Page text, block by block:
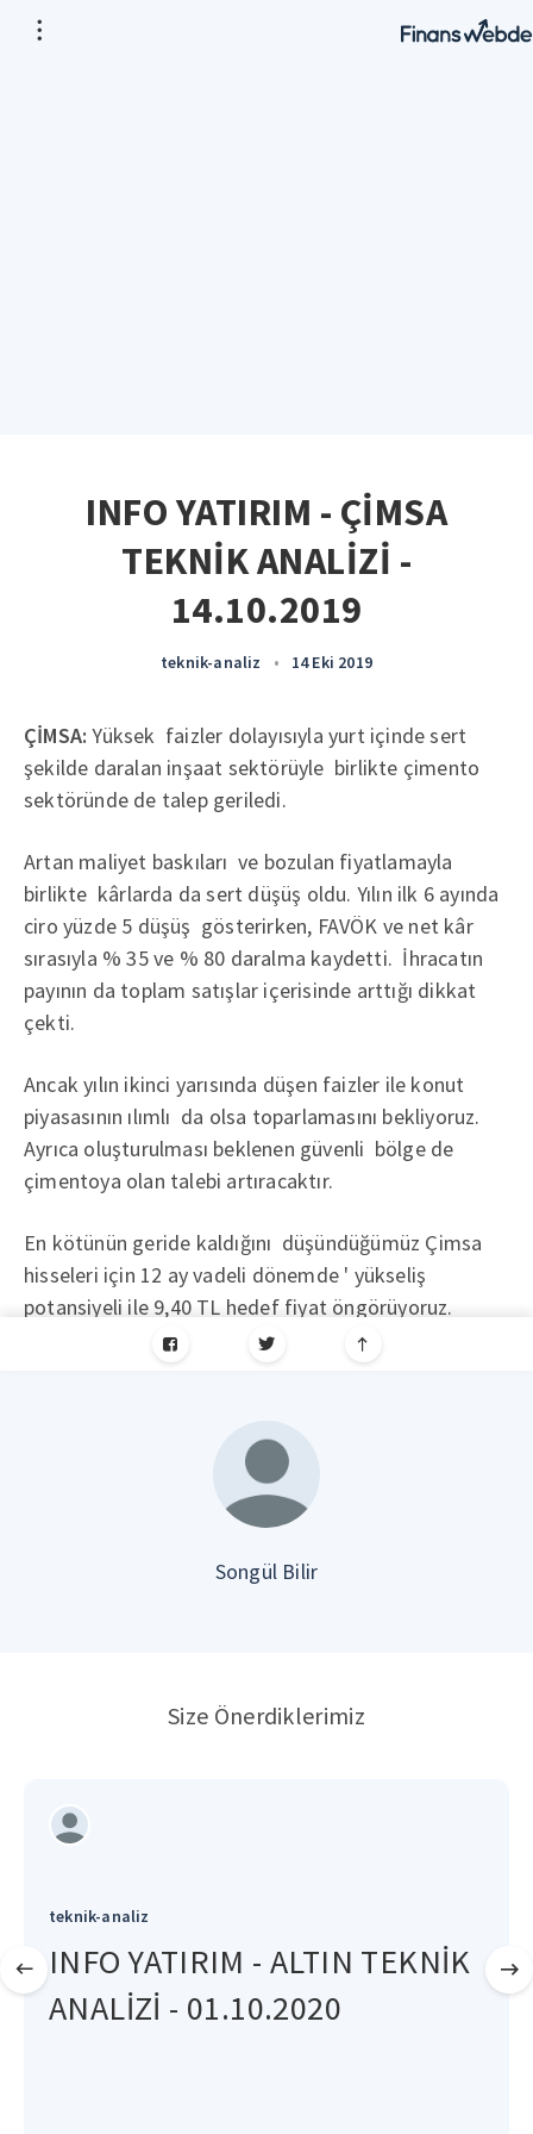
INFO YATIRIM - ÇİMSA
TEKNİK ANALİZİ -
14.10.2019
teknik-analiz • 14 Eki 2019
ÇİMSA:Yüksek faizler dolayısıyla yurt içinde sert
şekilde daralan inşaat sektörüyle birlikte çimento
sektöründe de talep geriledi.
Artan maliyet baskıları ve bozulan fiyatlamayla
birlikte kârlarda da sert düşüş oldu. Yılın ilk 6 ayında
ciro yüzde 5 düşüş gösterirken, FAVÖK ve net kâr
sırasıyla % 35 ve % 80 daralma kaydetti. İhracatın
payının da toplam satışlar içerisinde arttığı dikkat
çekti.
Ancak yılın ikinci yarısında düşen faizler ile konut
piyasasının ılımlı da olsa toparlamasını bekliyoruz.
Ayrıca oluşturulması beklenen güvenli bölge de
çimentoya olan talebi artıracaktır.
En kötünün geride kaldığını düşündüğümüz Çimsa
hisseleri için 12 ay vadeli dönemde ' yükseliş
potansiyeli ile 9,40 TL hedef fiyat öngörüyoruz.
Songül Bilir
Size Önerdiklerimiz
teknik-analiz
INFO YATIRIM - ALTIN TEKNİK
ANALİZİ - 01.10.2020